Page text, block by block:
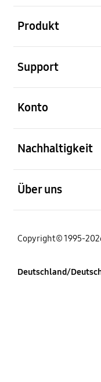
Produkt
Support
Konto
Nachhaltigkeit
Über uns
Copyright© 1995-
Deutschland/